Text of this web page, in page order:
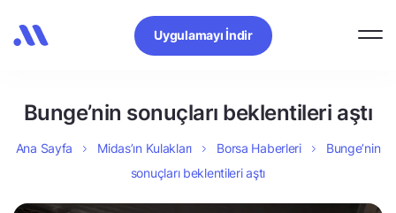
Uygulamayı İndir
Bunge’nin sonuçları beklentileri aştı
Ana Sayfa Midas’ın Kulakları Borsa Haberleri
Bunge’nin
sonuçları beklentileri aştı